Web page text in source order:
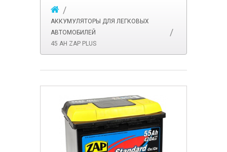
АККУМУЛЯТОРЫ ДЛЯ ЛЕГКОВЫХ
АВТОМОБИЛЕЙ
45 AH ZAP PLUS